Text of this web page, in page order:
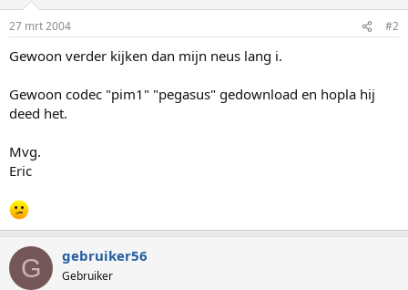
27 mrt 2004 #2
Gewoon verder kijken dan mijn neus lang i.
Gewoon codec "pim1" "pegasus" gedownload en hopla hij
deed het.
Mvg.
Eric
G gebruiker56
Gebruiker